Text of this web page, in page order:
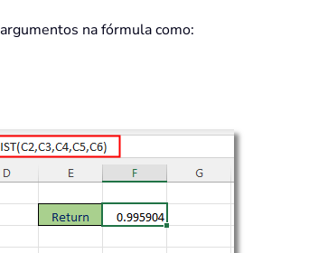
na fórmula como: